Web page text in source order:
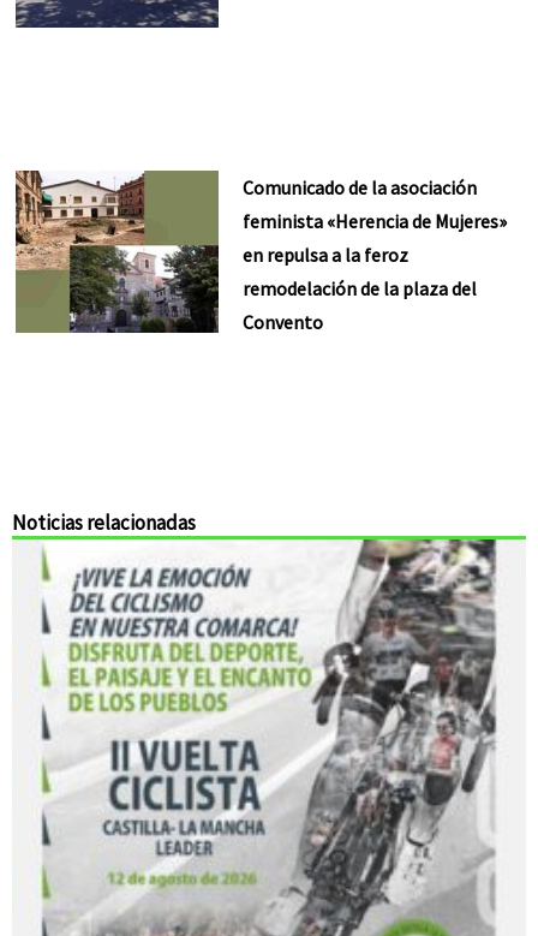
Comunicado de la asociación
feminista «Herencia de Mujeres»
en repulsa a la feroz
remodelación de la plaza del
Convento
Noticias relacionadas